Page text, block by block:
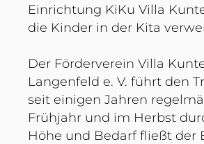
Einrichtung KiKu Villa
die Kinder in der Kita
Der Förderverein Villa
Langenfeld e. V. führt den
seit einigen Jahren
Frühjahr und im Herbst
Höhe und Bedarf fließt der